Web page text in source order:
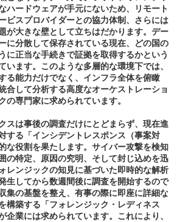
ハードウェアが手元にないため、リモート
ビスプロバイダーとの協力体制、さらには
が大きな壁として立ちはだかります。デー
に分散して保存されている現在、どの国の
に正当な手続きで証拠を取得するかという
います。このような多層的な環境下では、
る能力だけでなく、インフラ全体を俯瞰
合して分析する高度なオーケストレーショ
の専門家に求められています。
スは事後の調査だけにとどまらず、現在進
する「インシデントレスポンス（事案対
な役割を果たします。サイバー攻撃を検知
の特定、原因の究明、そして封じ込めを迅
レンジックの知見に基づいた即時的な解析
生してから数週間後に調査を開始するので
集の基盤を整え、有事の際に即座に詳細な
構築する「フォレンジック・レディネス
企業には求められています。これにより、